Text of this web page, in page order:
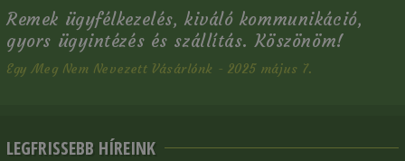
Remek ügyfélkezelés, kiváló kommunikáció,
gyors ügyintézés és szállítás. Köszönöm!
Egy Meg Nem Nevezett Vásárlónk - 2025 május 7.
LEGFRISSEBB HÍREINK